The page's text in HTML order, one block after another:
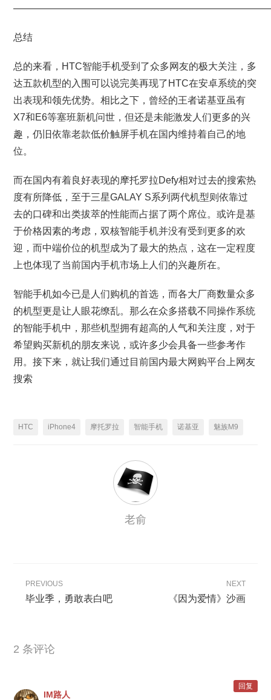
总结
总的来看，HTC智能手机受到了众多网友的极大关注，多
达五款机型的入围可以说完美再现了HTC在安卓系统的突
出表现和领先优势。相比之下，曾经的王者诺基亚虽有
X7和E6等塞班新机问世，但还是未能激发人们更多的兴
趣，仍旧依靠老款低价触屏手机在国内维持着自己的地
位。
而在国内有着良好表现的摩托罗拉Defy相对过去的搜索热
度有所降低，至于三星GALAY S系列两代机型则依靠过
去的口碑和出类拔萃的性能而占据了两个席位。或许是基
于价格因素的考虑，双核智能手机并没有受到更多的欢
迎，而中端价位的机型成为了最大的热点，这在一定程度
上也体现了当前国内手机市场上人们的兴趣所在。
智能手机如今已是人们购机的首选，而各大厂商数量众多
的机型更是让人眼花缭乱。那么在众多搭载不同操作系统
的智能手机中，那些机型拥有超高的人气和关注度，对于
希望购买新机的朋友来说，或许多少会具备一些参考作
用。接下来，就让我们通过目前国内最大网购平台上网友
搜索
HTC iPhone4 摩托罗拉 智能手机 诺基亚 魅族M9
老俞
PREVIOUS
毕业季，勇敢表白吧
NEXT
《因为爱情》沙画
2 条评论
IM路人
回复